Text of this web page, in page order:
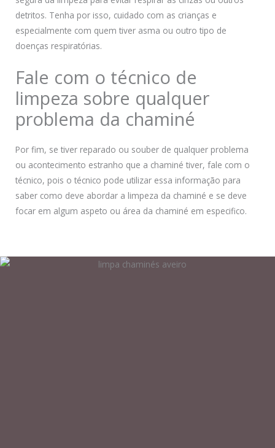
detritos. Tenha por isso, cuidado com as crianças e
especialmente com quem tiver asma ou outro tipo de
doenças respiratórias.
Fale com o técnico de
limpeza sobre qualquer
problema da chaminé
Por fim, se tiver reparado ou souber de qualquer problema
ou acontecimento estranho que a chaminé tiver, fale com o
técnico, pois o técnico pode utilizar essa informação para
saber como deve abordar a limpeza da chaminé e se deve
focar em algum aspeto ou área da chaminé em especifico.